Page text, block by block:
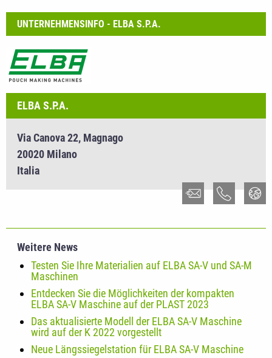
UNTERNEHMENSINFO - ELBA S.P.A.
ELBA S.P.A.
Via Canova 22, Magnago
20020 Milano
Italia
Weitere News
Testen Sie Ihre Materialien auf ELBA SA-V und SA-M
Maschinen
Entdecken Sie die Möglichkeiten der kompakten
ELBA SA-V Maschine auf der PLAST 2023
Das aktualisierte Modell der ELBA SA-V Maschine
wird auf der K 2022 vorgestellt
Neue Längssiegelstation für ELBA SA-V Maschine